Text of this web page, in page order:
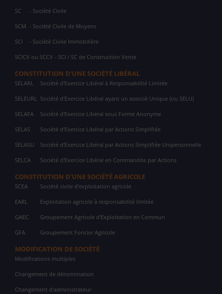
SC - Société Civile
SCM - Société Civile de Moyens
SCI - Société Civile Immobilière
SCICV ou SCCV - SCI / SC de Construction Vente
CONSTITUTION D'UNE SOCIÉTÉ LIBÉRAL
SELARL Société d'Exercice Libéral à Responsabilité Limitée
SELEURL Société d'Exercice Libéral ayant un associé Unique (ou SELU)
SELAFA Société d'Exercice Libéral sous Forme Anonyme
SELAS Société d'Exercice Libéral par Actions Simplifiée
SELASU Société d'Exercice Libéral par Actions Simplifiée Unipersonnelle
SELCA Société d'Exercice Libéral en Commandite par Actions
CONSTITUTION D'UNE SOCIÉTÉ AGRICOLE
SCEA Société civile d'exploitation agricole
EARL Exploitation agricole à responsabilité limitée
GAEC Groupement Agricole d'Exploitation en Commun
GFA Groupement Foncier Agricole
MODIFICATION DE SOCIÉTÉ
Modifications multiples
Changement de dénomination
Changement d'administrateur